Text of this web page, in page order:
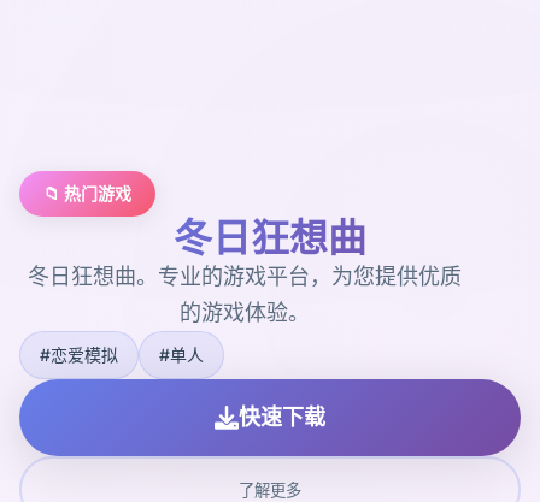
📁 热门游戏
冬日狂想曲
冬日狂想曲。专业的游戏平台，为您提供优质
的游戏体验。
#恋爱模拟 #单人
快速下载
了解更多